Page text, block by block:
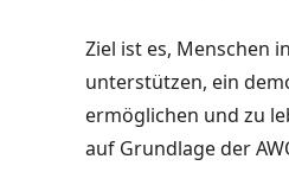
Ziel ist es, Menschen
unterstützen, ein
ermöglichen und zu
auf Grundlage der